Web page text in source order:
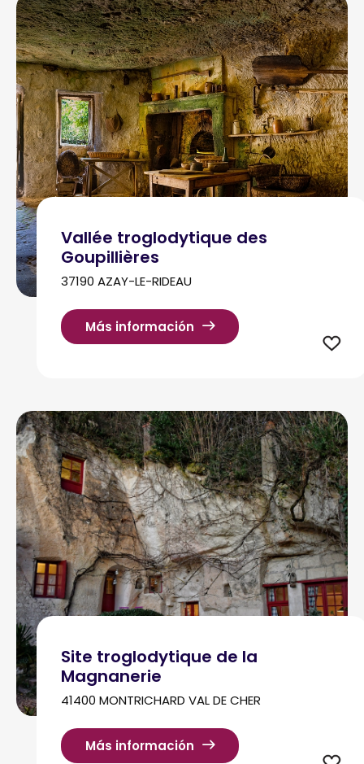
Vallée troglodytique des
Goupillières
37190 AZAY-LE-RIDEAU
Más información
Site troglodytique de la
Magnanerie
41400 MONTRICHARD VAL DE CHER
Más información